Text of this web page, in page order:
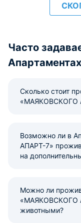
Часто
Сколько стоит
«МАЯКОВСКОГО
Возможно ли в
АПАРТ-7»
на
Можно ли
«МАЯКОВСКОГО
животными?